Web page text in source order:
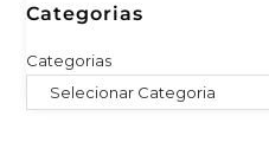
Categorias
Categorias